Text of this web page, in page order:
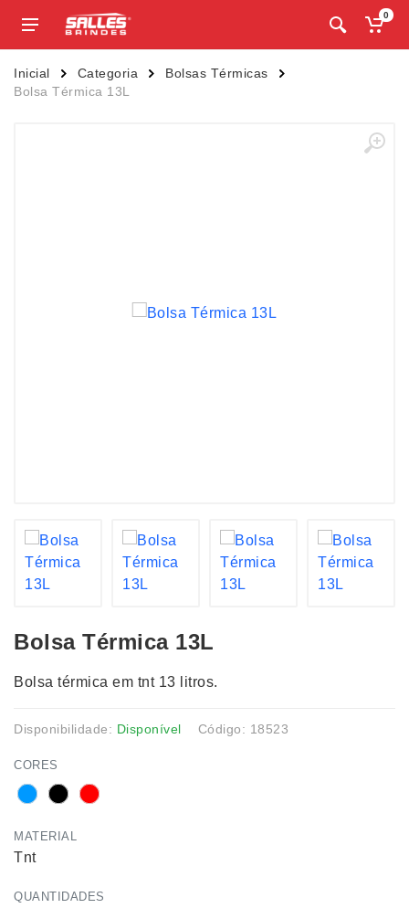
0
Inicial Categoria
Bolsas Térmicas
Bolsa Térmica 13L
Bolsa Térmica 13L
Bolsa térmica em tnt 13 litros.
Disponibilidade: Disponível Código: 18523
CORES
MATERIAL
Tnt
QUANTIDADES